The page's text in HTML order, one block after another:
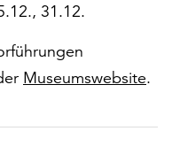
31.12.
Museumswebsite.